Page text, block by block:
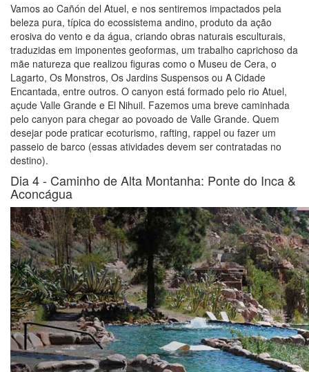
Vamos ao Cañón del Atuel, e nos sentiremos impactados pela
beleza pura, típica do ecossistema andino, produto da ação
erosiva do vento e da água, criando obras naturais esculturais,
traduzidas em imponentes geoformas, um trabalho caprichoso da
mãe natureza que realizou figuras como o Museu de Cera, o
Lagarto, Os Monstros, Os Jardins Suspensos ou A Cidade
Encantada, entre outros. O canyon está formado pelo rio Atuel,
açude Valle Grande e El Nihuil. Fazemos uma breve caminhada
pelo canyon para chegar ao povoado de Valle Grande. Quem
desejar pode praticar ecoturismo, rafting, rappel ou fazer um
passeio de barco (essas atividades devem ser contratadas no
destino).
Dia 4 - Caminho de Alta Montanha: Ponte do Inca &
Aconcágua